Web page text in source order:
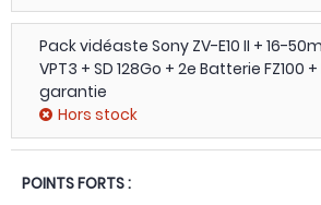
Pack vidéaste Sony ZV-E10 II + 16-
VPT3 + SD 128Go + 2e Batterie FZ100
garantie
Hors stock
POINTS FORTS :